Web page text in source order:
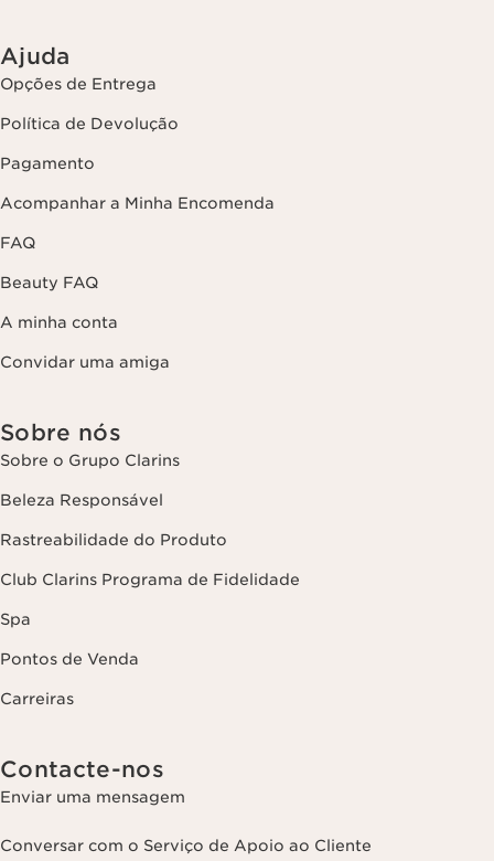
Ajuda
Opções de Entrega
Política de Devolução
Pagamento
Acompanhar a Minha Encomenda
FAQ
Beauty FAQ
A minha conta
Convidar uma amiga
Sobre nós
Sobre o Grupo Clarins
Beleza Responsável
Rastreabilidade do Produto
Club Clarins Programa de Fidelidade
Spa
Pontos de Venda
Carreiras
Contacte-nos
Enviar uma mensagem
Conversar com o Serviço de Apoio ao Cliente